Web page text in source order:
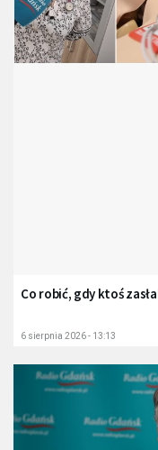
Co robić, gdy ktoś
6 sierpnia 2026 - 13:13